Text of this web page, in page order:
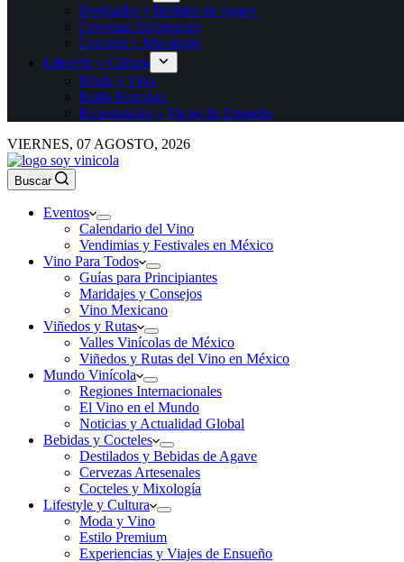
Destilados y Bebidas de Agave
Cervezas Artesenales
Cocteles y Mixología
Lifestyle y Cultura
Moda y Vino
Estilo Premium
Experiencias y Viajes de Ensueño
VIERNES, 07 AGOSTO, 2026
Buscar
Eventos
Calendario del Vino
Vendimias y Festivales en México
Vino Para Todos
Guías para Principiantes
Maridajes y Consejos
Vino Mexicano
Viñedos y Rutas
Valles Vinícolas de México
Viñedos y Rutas del Vino en México
Mundo Vinícola
Regiones Internacionales
El Vino en el Mundo
Noticias y Actualidad Global
Bebidas y Cocteles
Destilados y Bebidas de Agave
Cervezas Artesenales
Cocteles y Mixología
Lifestyle y Cultura
Moda y Vino
Estilo Premium
Experiencias y Viajes de Ensueño